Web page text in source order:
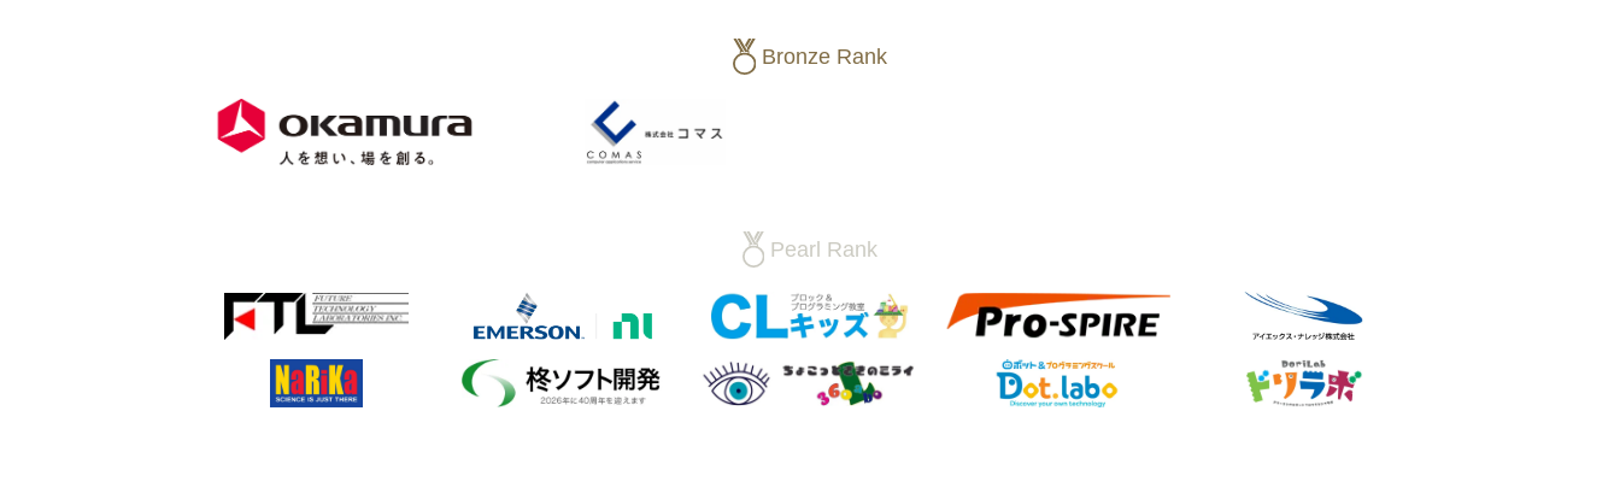
Bronze Rank
Pearl Rank